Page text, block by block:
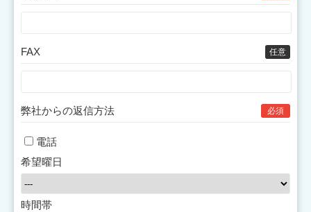
FAX 任意
弊社からの返信方法 必須
電話
希望曜日
時間帯